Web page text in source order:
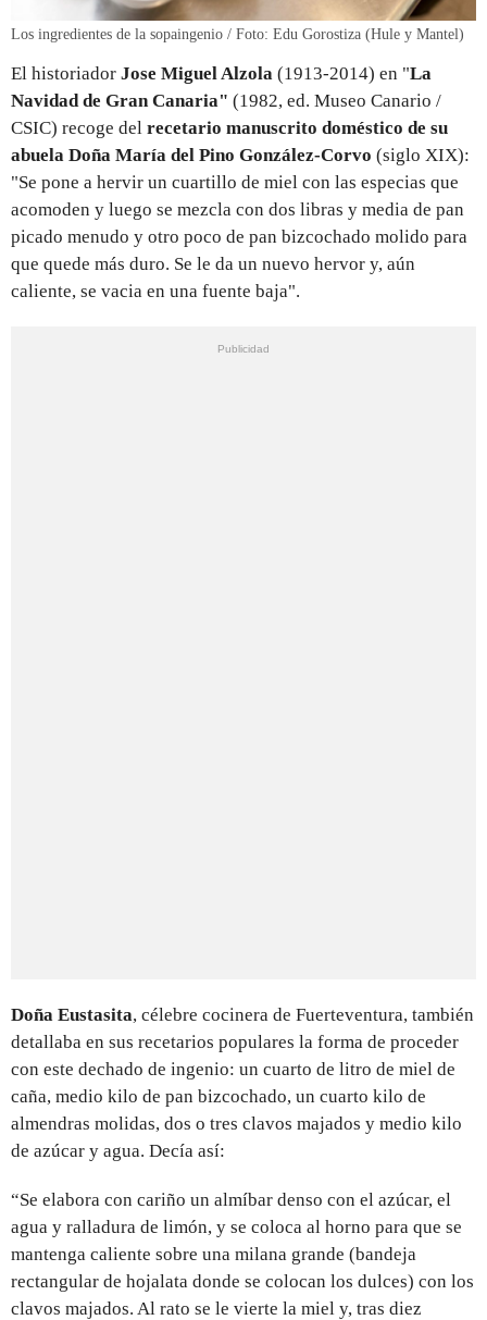
Los ingredientes de la sopaingenio / Foto: Edu Gorostiza (Hule y Mantel)
El historiador Jose Miguel Alzola (1913-2014) en "La
Navidad de Gran Canaria" (1982, ed. Museo Canario /
CSIC) recoge del recetario manuscrito doméstico de su
abuela Doña María del Pino González-Corvo (siglo XIX):
"Se pone a hervir un cuartillo de miel con las especias que
acomoden y luego se mezcla con dos libras y media de pan
picado menudo y otro poco de pan bizcochado molido para
que quede más duro. Se le da un nuevo hervor y, aún
caliente, se vacia en una fuente baja".
Doña Eustasita, célebre cocinera de Fuerteventura, también
detallaba en sus recetarios populares la forma de proceder
con este dechado de ingenio: un cuarto de litro de miel de
caña, medio kilo de pan bizcochado, un cuarto kilo de
almendras molidas, dos o tres clavos majados y medio kilo
de azúcar y agua. Decía así:
“Se elabora con cariño un almíbar denso con el azúcar, el
agua y ralladura de limón, y se coloca al horno para que se
mantenga caliente sobre una milana grande (bandeja
rectangular de hojalata donde se colocan los dulces) con los
clavos majados. Al rato se le vierte la miel y, tras diez